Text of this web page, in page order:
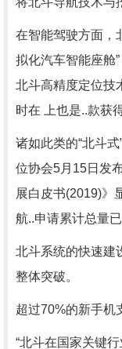
在智能驾驶方面，
拟化汽车智能座舱
北斗高精度定位技
时在 上也是..款获
诸如此类的“北斗
位协会5月15日发
展白皮书(2019)》
航..申请累计总量
北斗系统的快速建
整体突破。
超过70%的新手机
“北斗在国家关键